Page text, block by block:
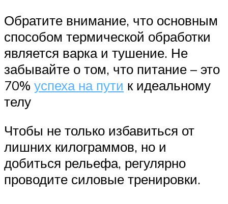
Обратите внимание, что основным
способом термической обработки
является варка и тушение. Не
забывайте о том, что питание – это
70% успеха на пути к идеальному
телу
Чтобы не только избавиться от
лишних килограммов, но и
добиться рельефа, регулярно
проводите силовые тренировки.